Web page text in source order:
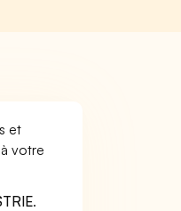
et
votre
.